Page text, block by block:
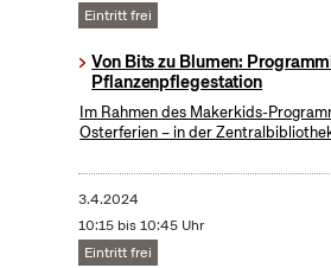
Eintritt frei
Von Bits zu Blumen:
Pflanzenpflegestation
Im Rahmen des Makerkids-
Osterferien – in der
3.4.2024
10:15 bis 10:45 Uhr
Eintritt frei